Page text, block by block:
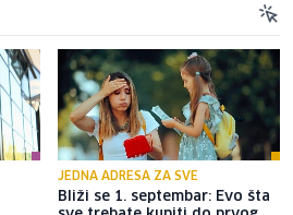
JEDNA ADRESA ZA SVE
Bliži se 1. septembar: Evo šta